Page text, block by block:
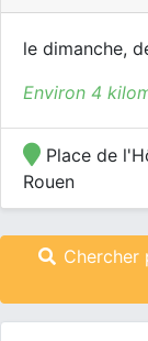
le dimanche,
Environ 4
Place de
Rouen
Chercher